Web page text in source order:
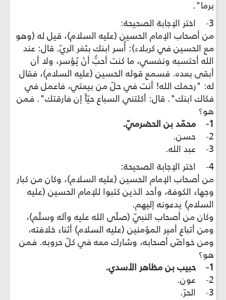
برما".
3- اختر الإجابة الصحيحة:
من أصحاب الإمام الحسين (عليه السلام)، قيل له (وهو
مع الحسين في كربلاء): أُسر ابنك بثغر الريّ. قال: عند
الله أحتسبه ونفسي، ما كنت أحبُّ أنْ يُؤسر، ولا أن
أبقى بعده. فسمع قوله الحسين (عليه السلام)، فقال
له: "رحمك الله! أنت في حلّ من بيعتي، فاعمل في
فكاك ابنك". قال: أكلتني السباع حيّاً إن فارقتك". فمن
هو؟
1- محمّد بن الحضرميّ.
2- حسن.
3- عبد الله.
4- اختر الإجابة الصحيحة:
من أصحاب الإمام الحسين (عليه السلام)، وكان من كبار
وجهاء الكوفة، وأحد الذين كتبوا للإمام الحسين (عليه
السلام) يدعونه إليهم.
وكان من أصحاب النبيّ (صلّى الله عليه وآله وسلّم)،
ومن أتباع أمير المؤمنين (عليه السلام) أثناء خلافته،
ومن خواصّ أصحابه، وشارك معه في كلّ حروبه. فمن
هو؟
1- حبيب بن مظاهر الأسدي.
2- عون.
3- الحرّ.